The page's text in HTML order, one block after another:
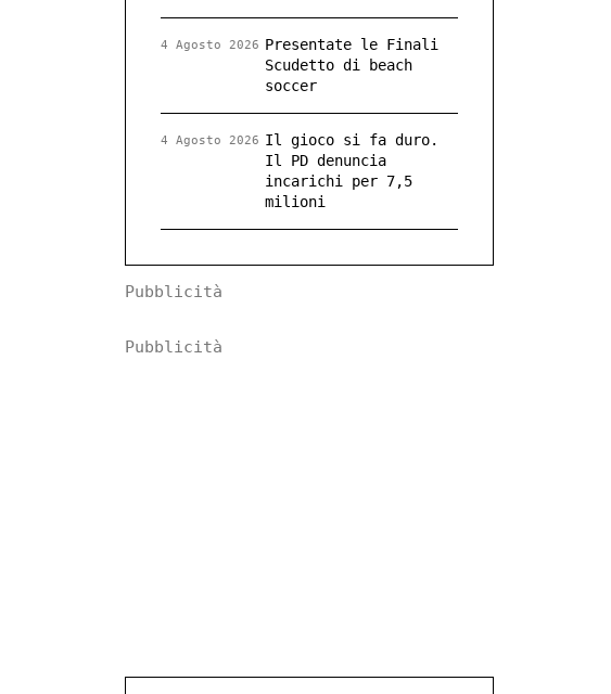
Presentate le Finali
Scudetto di beach
soccer
4 Agosto 2026
Il gioco si fa duro.
Il PD denuncia
incarichi per 7,5
milioni
4 Agosto 2026
Pubblicità
Pubblicità